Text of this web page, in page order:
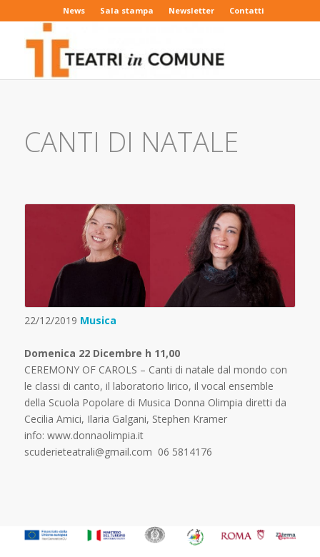
News Sala stampa Newsletter Contatti
CANTI DI NATALE
22/12/2019 Musica
Domenica 22 Dicembre h 11,00
CEREMONY OF CAROLS – Canti di natale dal mondo con
le classi di canto, il laboratorio lirico, il vocal ensemble
della Scuola Popolare di Musica Donna Olimpia diretti da
Cecilia Amici, Ilaria Galgani, Stephen Kramer
info: www.donnaolimpia.it
scuderieteatrali@gmail.com 06 5814176